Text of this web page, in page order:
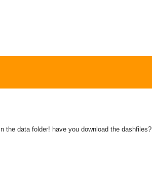
the data folder! have you download the dashfiles?